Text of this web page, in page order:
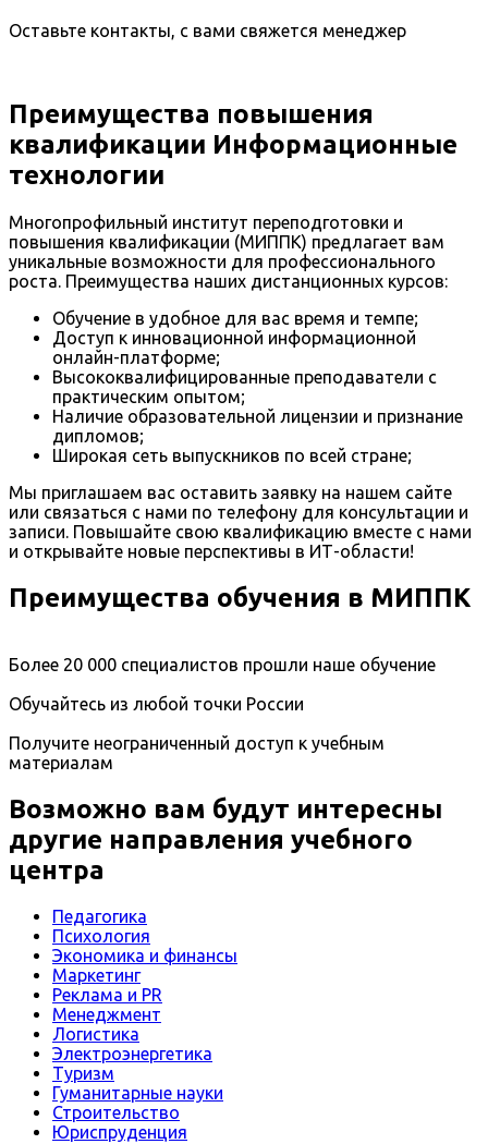
Оставьте контакты, с вами свяжется менеджер
Преимущества повышения
квалификации Информационные
технологии
Многопрофильный институт переподготовки и
повышения квалификации (МИППК) предлагает вам
уникальные возможности для профессионального
роста. Преимущества наших дистанционных курсов:
Обучение в удобное для вас время и темпе;
Доступ к инновационной информационной
онлайн-платформе;
Высококвалифицированные преподаватели с
практическим опытом;
Наличие образовательной лицензии и признание
дипломов;
Широкая сеть выпускников по всей стране;
Мы приглашаем вас оставить заявку на нашем сайте
или связаться с нами по телефону для консультации и
записи. Повышайте свою квалификацию вместе с нами
и открывайте новые перспективы в ИТ-области!
Преимущества обучения в МИППК
Более 20 000 специалистов прошли наше обучение
Обучайтесь из любой точки России
Получите неограниченный доступ к учебным
материалам
Возможно вам будут интересны
другие направления учебного
центра
Педагогика
Психология
Экономика и финансы
Маркетинг
Реклама и PR
Менеджмент
Логистика
Электроэнергетика
Туризм
Гуманитарные науки
Строительство
Юриспруденция